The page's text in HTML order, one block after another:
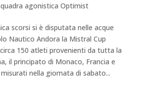
agonistica Optimist
scorsi si è disputata nelle acque
Nautico Andora la Mistral Cup
150 atleti provenienti da tutta la
il principato di Monaco, Francia e
nella giornata di sabato...